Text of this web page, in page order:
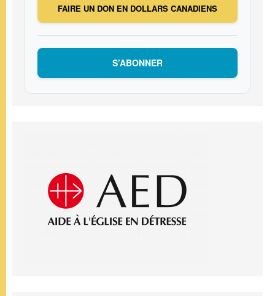
FAIRE UN DON EN DOLLARS CANADIENS
S’ABONNER